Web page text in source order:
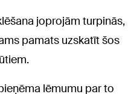
joprojām turpinās,
pamats uzskatīt šos
lēmumu par to